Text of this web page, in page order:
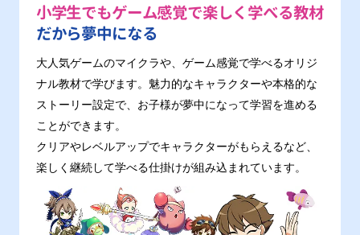
小学生でもゲーム感覚で楽しく学べる教材
だから夢中になる
大人気ゲームのマイクラや、ゲーム感覚で学べるオリジ
ナル教材で学びます。魅力的なキャラクターや本格的な
ストーリー設定で、お子様が夢中になって学習を進める
ことができます。
クリアやレベルアップでキャラクターがもらえるなど、
楽しく継続して学べる仕掛けが組み込まれています。